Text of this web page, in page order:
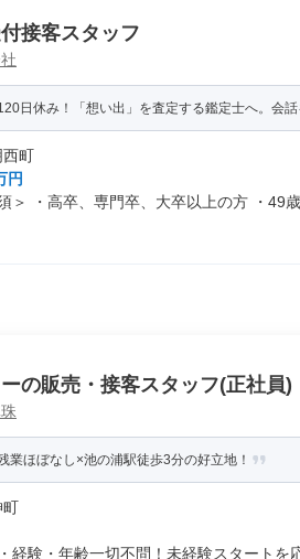
接客スタッフ
日休み！「想い出」を査定する鑑定士へ。会
西町
円
＞ ・高卒、専門卒、大卒以上の方 ・49歳
の販売・接客スタッフ(正社員)
業ほぼなし×池の浦駅徒歩3分の好立地！
町
経験・年齢一切不問！未経験スタートを